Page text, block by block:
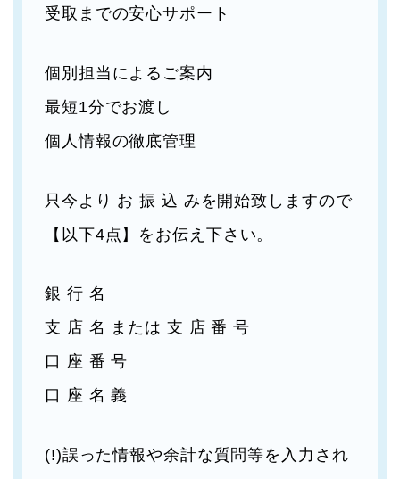
受取までの安心サポート
個別担当によるご案内
最短1分でお渡し
個人情報の徹底管理
只今より お 振 込 みを開始致しますので
【以下4点】をお伝え下さい。
銀 行 名
支 店 名 または 支 店 番 号
口 座 番 号
口 座 名 義
(!)誤った情報や余計な質問等を入力され